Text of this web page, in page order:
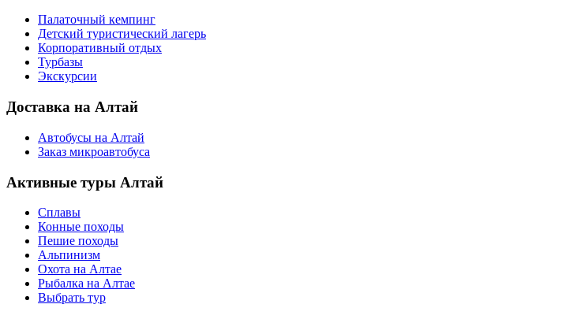
Палаточный кемпинг
Детский туристический лагерь
Корпоративный отдых
Турбазы
Экскурсии
Доставка на Алтай
Автобусы на Алтай
Заказ микроавтобуса
Активные туры Алтай
Сплавы
Конные походы
Пешие походы
Альпинизм
Охота на Алтае
Рыбалка на Алтае
Выбрать тур